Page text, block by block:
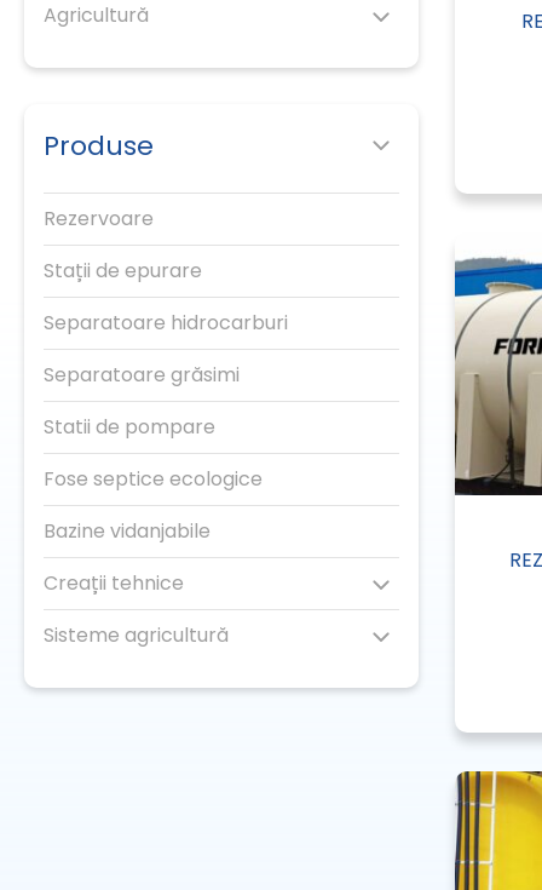
Agricultură
Produse
Rezervoare
Stații de epurare
Separatoare hidrocarburi
Separatoare grăsimi
Statii de pompare
Fose septice ecologice
Bazine vidanjabile
Creații tehnice
Sisteme agricultură